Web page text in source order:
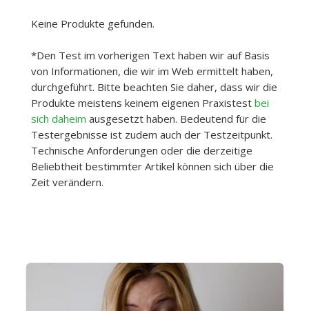
Keine Produkte gefunden.
*Den Test im vorherigen Text haben wir auf Basis
von Informationen, die wir im Web ermittelt haben,
durchgeführt. Bitte beachten Sie daher, dass wir die
Produkte meistens keinem eigenen Praxistest bei
sich daheim ausgesetzt haben. Bedeutend für die
Testergebnisse ist zudem auch der Testzeitpunkt.
Technische Anforderungen oder die derzeitige
Beliebtheit bestimmter Artikel können sich über die
Zeit verändern.